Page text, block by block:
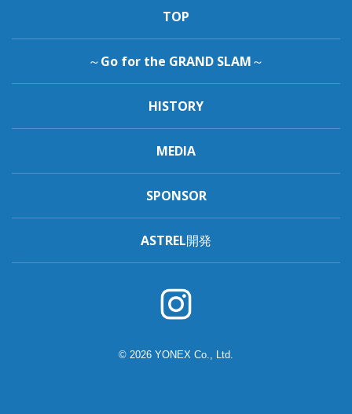
TOP
～Go for the GRAND SLAM～
HISTORY
MEDIA
SPONSOR
ASTREL開発
© 2026 YONEX Co., Ltd.